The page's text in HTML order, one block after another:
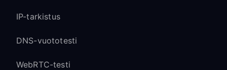
IP-tarkistus
DNS-vuototesti
WebRTC-testi